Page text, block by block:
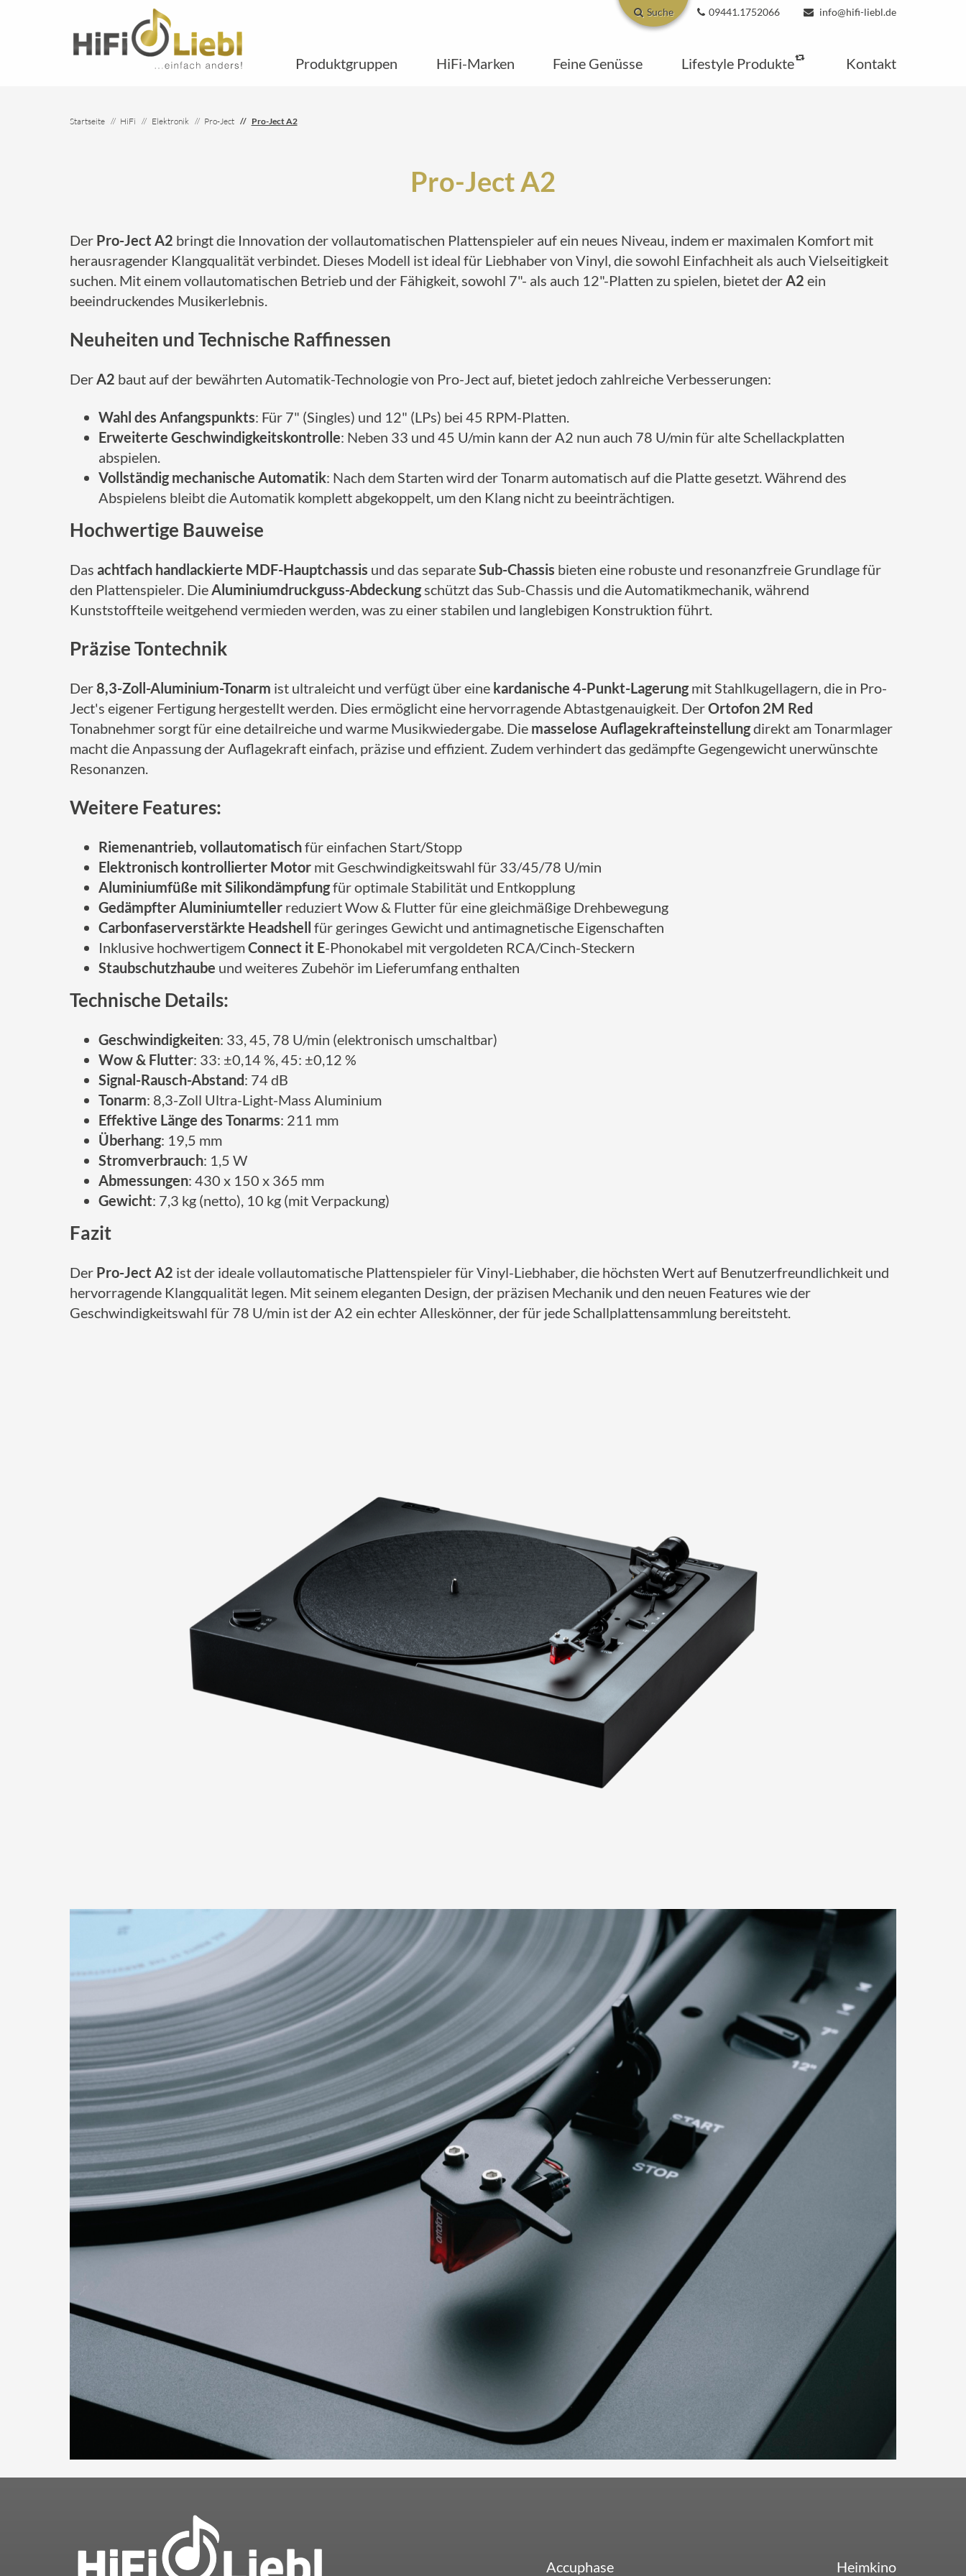
Suche 09441.1752066 info@hifi-liebl.de
Produktgruppen HiFi-Marken Feine Genüsse Lifestyle Produkte Kontakt
Startseite HiFi Elektronik Pro-Ject Pro-Ject A2
Pro-Ject A2
Der Pro-Ject A2 bringt die Innovation der vollautomatischen Plattenspieler auf ein neues Niveau, indem er maximalen Komfort mit
herausragender Klangqualität verbindet. Dieses Modell ist ideal für Liebhaber von Vinyl, die sowohl Einfachheit als auch Vielseitigkeit
suchen. Mit einem vollautomatischen Betrieb und der Fähigkeit, sowohl 7"- als auch 12"-Platten zu spielen, bietet derA2 ein
beeindruckendes Musikerlebnis.
Neuheiten und Technische Raffinessen
DerA2 baut auf der bewährten Automatik-Technologie von Pro-Ject auf, bietet jedoch zahlreiche Verbesserungen:
Wahl des Anfangspunkts: Für 7" (Singles) und 12" (LPs) bei 45 RPM-Platten.
Erweiterte Geschwindigkeitskontrolle: Neben 33 und 45 U/min kann der A2 nun auch 78 U/min für alte Schellackplatten
abspielen.
Vollständig mechanische Automatik: Nach dem Starten wird der Tonarm automatisch auf die Platte gesetzt. Während des
Abspielens bleibt die Automatik komplett abgekoppelt, um den Klang nicht zu beeinträchtigen.
Hochwertige Bauweise
Das achtfach handlackierte MDF-Hauptchassis und das separateSub-Chassis bieten eine robuste und resonanzfreie Grundlage für
den Plattenspieler. DieAluminiumdruckguss-Abdeckungschützt das Sub-Chassis und die Automatikmechanik, während
Kunststoffteile weitgehend vermieden werden, was zu einer stabilen und langlebigen Konstruktion führt.
Präzise Tontechnik
Der8,3-Zoll-Aluminium-Tonarm ist ultraleicht und verfügt über eine kardanische 4-Punkt-Lagerungmit Stahlkugellagern, die in Pro-
Ject's eigener Fertigung hergestellt werden. Dies ermöglicht eine hervorragende Abtastgenauigkeit. DerOrtofon 2M Red
Tonabnehmer sorgt für eine detailreiche und warme Musikwiedergabe. Die masselose Auflagekrafteinstellungdirekt am Tonarmlager
macht die Anpassung der Auflagekraft einfach, präzise und effizient. Zudem verhindert das gedämpfte Gegengewicht unerwünschte
Resonanzen.
Weitere Features:
Riemenantrieb, vollautomatischfür einfachen Start/Stopp
Elektronisch kontrollierter Motor mit Geschwindigkeitswahl für 33/45/78 U/min
Aluminiumfüße mit Silikondämpfungfür optimale Stabilität und Entkopplung
Gedämpfter Aluminiumteller reduziert Wow & Flutter für eine gleichmäßige Drehbewegung
Carbonfaserverstärkte Headshell für geringes Gewicht und antimagnetische Eigenschaften
Inklusive hochwertigemConnect it E-Phonokabel mit vergoldeten RCA/Cinch-Steckern
Staubschutzhaube und weiteres Zubehör im Lieferumfang enthalten
Technische Details:
Geschwindigkeiten: 33, 45, 78 U/min (elektronisch umschaltbar)
Wow & Flutter: 33: ±0,14 %, 45: ±0,12 %
Signal-Rausch-Abstand: 74 dB
Tonarm: 8,3-Zoll Ultra-Light-Mass Aluminium
Effektive Länge des Tonarms: 211 mm
Überhang: 19,5 mm
Stromverbrauch: 1,5 W
Abmessungen: 430 x 150 x 365 mm
Gewicht: 7,3 kg (netto), 10 kg (mit Verpackung)
Fazit
Der Pro-Ject A2 ist der ideale vollautomatische Plattenspieler für Vinyl-Liebhaber, die höchsten Wert auf Benutzerfreundlichkeit und
hervorragende Klangqualität legen. Mit seinem eleganten Design, der präzisen Mechanik und den neuen Features wie der
Geschwindigkeitswahl für 78 U/min ist der A2 ein echter Alleskönner, der für jede Schallplattensammlung bereitsteht.
Accuphase Heimkino